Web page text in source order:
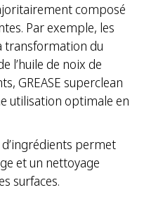
composé
Par exemple, les
transformation du
l’huile de noix de
GREASE superclean
utilisation optimale en
permet
et un nettoyage
surfaces.